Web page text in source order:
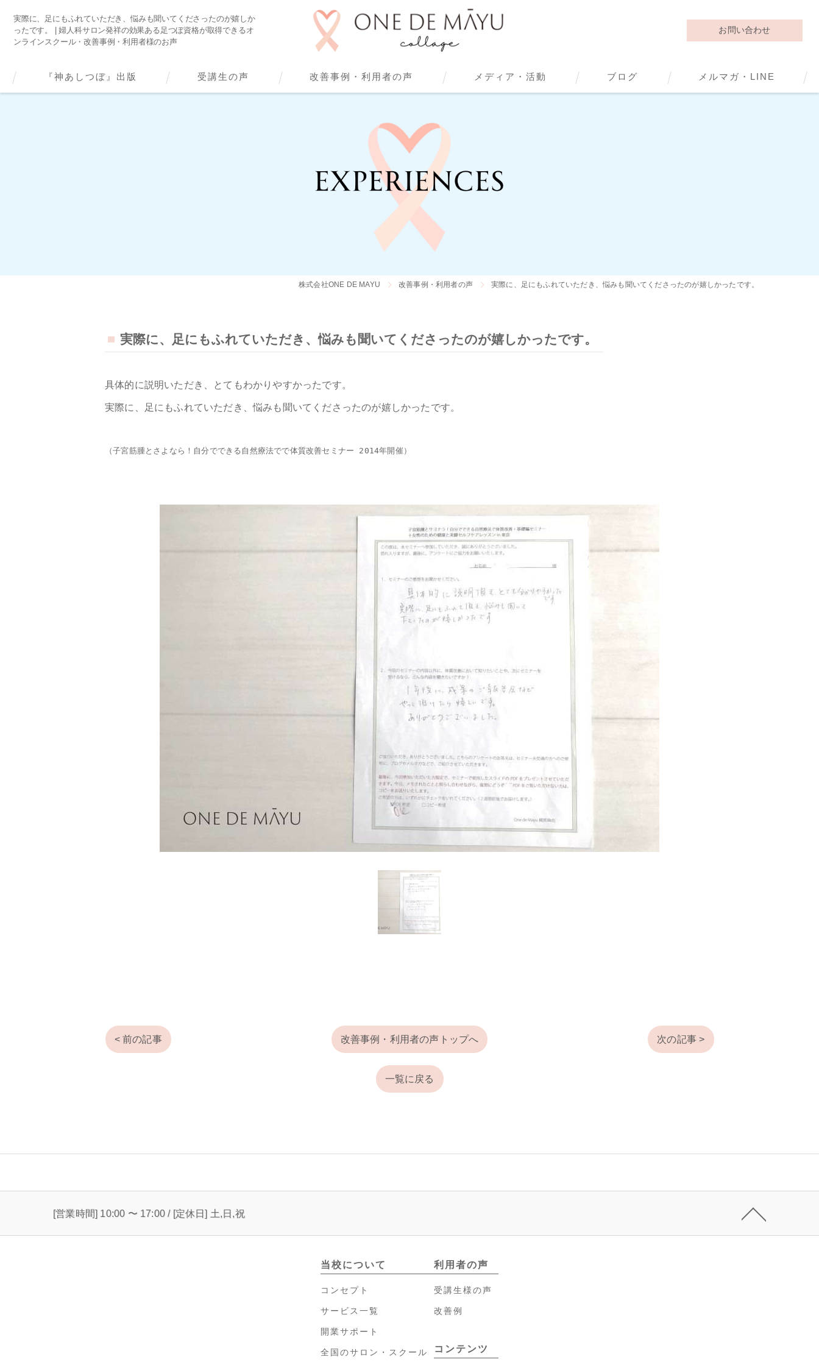
実際に、足にもふれていただき、悩みも聞いてくださったのが嬉しか
ったです。 | 婦人科サロン発祥の効果ある足つぼ資格が取得できるオ
ンラインスクール・改善事例・利用者様のお声
お問い合わせ
『神あしつぼ』出版 受講生の声 改善事例・利用者の声 メディア・活動 ブログ メルマガ・LINE
株式会社ONE DE MAYU 改善事例・利用者の声 実際に、足にもふれていただき、悩みも聞いてくださったのが嬉しかったです。
実際に、足にもふれていただき、悩みも聞いてくださったのが嬉しかったです。
具体的に説明いただき、とてもわかりやすかったです。
実際に、足にもふれていただき、悩みも聞いてくださったのが嬉しかったです。
（子宮筋腫とさよなら！自分でできる自然療法でで体質改善セミナー 2014年開催）
< 前の記事 改善事例・利用者の声トップへ 次の記事 >
一覧に戻る
[営業時間] 10:00 〜 17:00 / [定休日] 土,日,祝
当校について
コンセプト
サービス一覧
開業サポート
全国のサロン・スクール
利用者の声
受講生様の声
改善例
コンテンツ